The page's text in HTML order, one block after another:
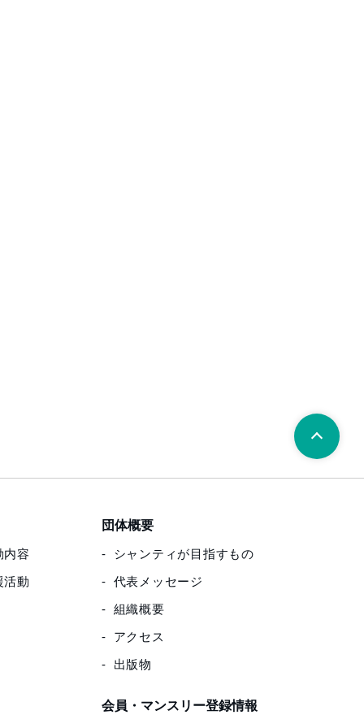
内容
活動
団体概要
シャンティが目指すもの
代表メッセージ
組織概要
アクセス
出版物
会員・マンスリー登録情報